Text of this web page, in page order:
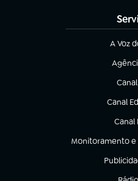
A Voz
(abre
(abre
(abre
Canal
(abre
Canal
(abre
Monitoramento e
(abre em nova
(abre em